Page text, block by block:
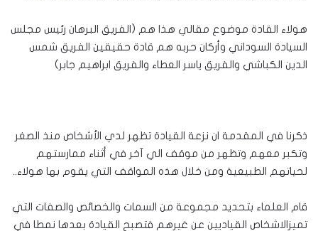
هولاء القادة موضوع مقالي هذا هم (الفريق البرهان رئيس مجلس
السيادة السوداني وأركان حربه هم قادة حقيقين الفريق شمس
الدين الكباشي والفريق ياسر العطاء والفريق ابراهيم جابر)
ذكرنا في المقدمة ان نزعة القيادة تظهر لدي الأشخاص منذ الصغر
وتكبر معهم وتظهر من موقف الي آخر في أثناء ممارستهم
لحياتهم الطبيعية ومن خلال هذه المواقف التي يقوم بها هولاء..
قام العلماء بتحديد مجموعة من السمات والخصائص والصفات التي
تميزالاشخاص القياديين عن غيرهم فتصبح القيادة بعدها نمطا في